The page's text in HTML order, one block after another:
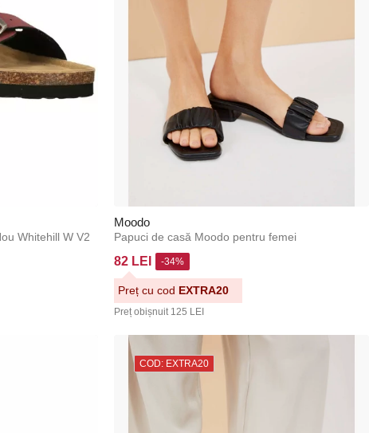
Whitehill W V2
Moodo
Papuci de casă Moodo pentru femei
82 LEI
Preț obișnuit 125 LEI
-34%
Preț cu cod EXTRA20
COD: EXTRA20